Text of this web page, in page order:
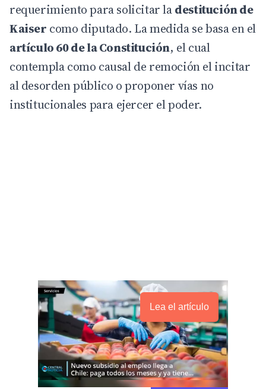
requerimiento para solicitar ladestitución de
Kaiser como diputado. La medida se basa en el
artículo 60 de la Constitución, el cual
contempla como causal de remoción el incitar
al desorden público o proponer vías no
institucionales para ejercer el poder.
Lea el artículo